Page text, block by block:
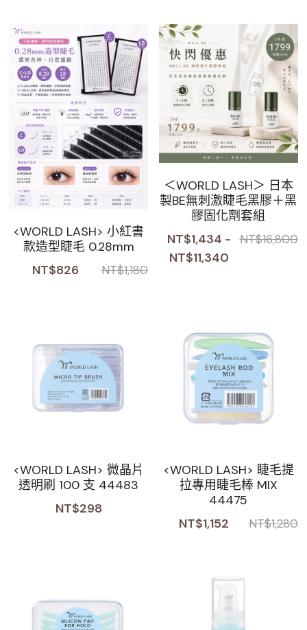
<WORLD LASH> 小紅書
款造型睫毛 0.28mm
NT$826
NT$1,180
＜WORLD LASH＞ 日本
製BE無刺激睫毛黑膠＋黑
膠固化劑套組
NT$1,434 -
NT$11,340
NT$16,800
<WORLD LASH> 微晶片
透明刷 100 支 44483
NT$298
<WORLD LASH> 睫毛提
拉專用睫毛棒 MIX
44475
NT$1,152
NT$1,280